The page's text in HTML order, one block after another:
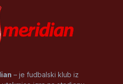
– je fudbalski klub iz